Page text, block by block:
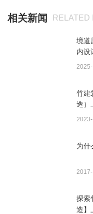
相关新闻 RELATED
境道
内设
竹建
造）
为什
探索
造】